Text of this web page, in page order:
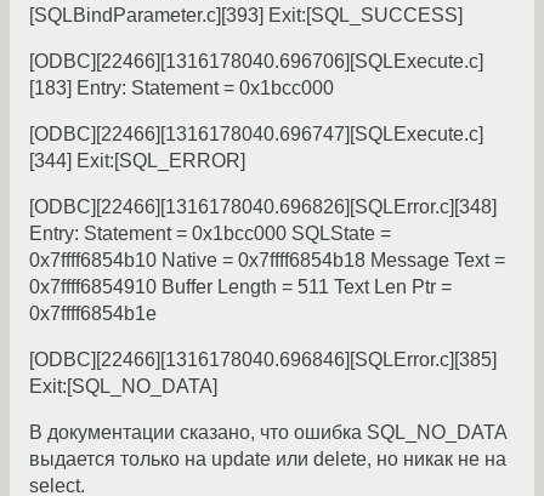
[SQLBindParameter.c][393] Exit:[SQL_SUCCESS]
[ODBC][22466][1316178040.696706][SQLExecute.c]
[183] Entry: Statement = 0x1bcc000
[ODBC][22466][1316178040.696747][SQLExecute.c]
[344] Exit:[SQL_ERROR]
[ODBC][22466][1316178040.696826][SQLError.c][348]
Entry: Statement = 0x1bcc000 SQLState =
0x7ffff6854b10 Native = 0x7ffff6854b18 Message Text =
0x7ffff6854910 Buffer Length = 511 Text Len Ptr =
0x7ffff6854b1e
[ODBC][22466][1316178040.696846][SQLError.c][385]
Exit:[SQL_NO_DATA]
В документации сказано, что ошибка SQL_NO_DATA
выдается только на update или delete, но никак не на
select.